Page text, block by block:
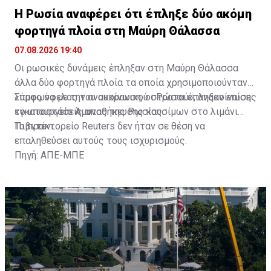
Η Ρωσία αναφέρει ότι έπληξε δύο ακόμη
φορτηγά πλοία στη Μαύρη Θάλασσα
07.08.2026 19:40
Οι ρωσικές δυνάμεις έπληξαν στη Μαύρη Θάλασσα
άλλα δύο φορτηγά πλοία τα οποία χρησιμοποιούνταν
«προς όφελος του ουκρανικού στρατού», ανακοίνωσε
το υπουργείο Άμυνας της Ρωσίας.
Σύμφωνα με την ανακοίνωση, οι Ρώσοι έπληξαν επίσης
εγκαταστάσεις αποθήκευσης καυσίμων στο λιμάνι
Πιβντένι.
Το πρακτορείο Reuters δεν ήταν σε θέση να
επαληθεύσει αυτούς τους ισχυρισμούς.
Πηγή: ΑΠΕ-ΜΠΕ